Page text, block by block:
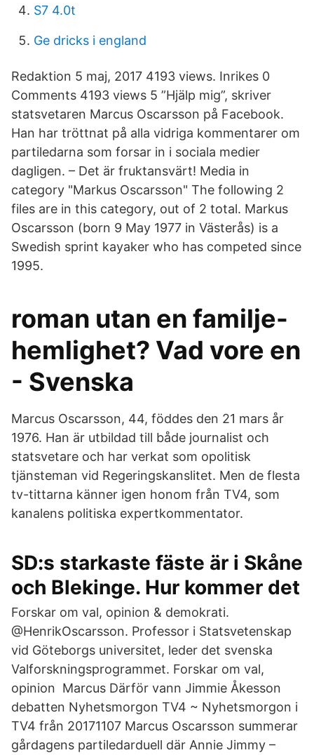
S7 4.0t
Ge dricks i england
Redaktion 5 maj, 2017 4193 views. Inrikes 0
Comments 4193 views 5 ”Hjälp mig”, skriver
statsvetaren Marcus Oscarsson på Facebook.
Han har tröttnat på alla vidriga kommentarer om
partiledarna som forsar in i sociala medier
dagligen. – Det är fruktansvärt! Media in
category "Markus Oscarsson" The following 2
files are in this category, out of 2 total. Markus
Oscarsson (born 9 May 1977 in Västerås) is a
Swedish sprint kayaker who has competed since
1995.
roman utan en familje-
hemlighet? Vad vore en
- Svenska
Marcus Oscarsson, 44, föddes den 21 mars år
1976. Han är utbildad till både journalist och
statsvetare och har verkat som opolitisk
tjänsteman vid Regeringskanslitet. Men de flesta
tv-tittarna känner igen honom från TV4, som
kanalens politiska expertkommentator.
SD:s starkaste fäste är i Skåne
och Blekinge. Hur kommer det
Forskar om val, opinion & demokrati.
@HenrikOscarsson. Professor i Statsvetenskap
vid Göteborgs universitet, leder det svenska
Valforskningsprogrammet. Forskar om val,
opinion Marcus Därför vann Jimmie Åkesson
debatten Nyhetsmorgon TV4 ~ Nyhetsmorgon i
TV4 från 20171107 Marcus Oscarsson summerar
gårdagens partiledarduell där Annie Jimmy –